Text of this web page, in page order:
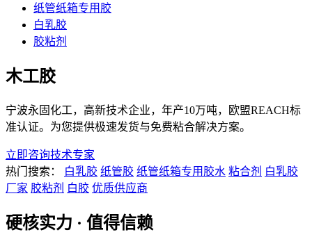
纸管纸箱专用胶
白乳胶
胶粘剂
木工胶
宁波永固化工，高新技术企业，年产10万吨，欧盟REACH标
准认证。为您提供极速发货与免费粘合解决方案。
立即咨询技术专家
热门搜索：
白乳胶 纸管胶 纸管纸箱专用胶水 粘合剂 白乳胶
厂家 胶粘剂 白胶 优质供应商
硬核实力 · 值得信赖